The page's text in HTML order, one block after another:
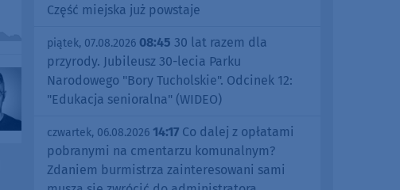
Część miejska już powstaje
piątek, 07.08.2026 08:45 30 lat razem dla
przyrody. Jubileusz 30-lecia Parku
Narodowego "Bory Tucholskie". Odcinek 12:
"Edukacja senioralna" (WIDEO)
czwartek, 06.08.2026 14:17 Co dalej z opłatami
pobranymi na cmentarzu komunalnym?
Zdaniem burmistrza zainteresowani sami